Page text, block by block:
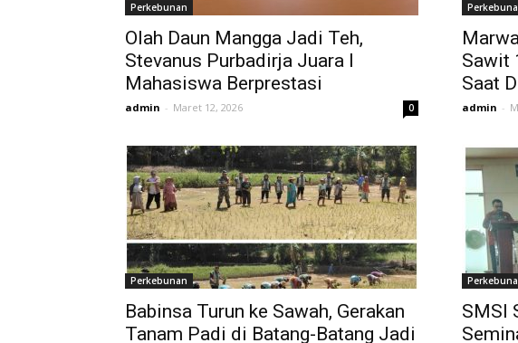
Perkebunan
Olah Daun Mangga Jadi Teh,
Stevanus Purbadirja Juara I
Mahasiswa Berprestasi
admin - Maret 12, 2026 0
Sawit
Saat
admin -
Perkebunan
Babinsa Turun ke Sawah, Gerakan
Tanam Padi di Batang-Batang Jadi
SMSI